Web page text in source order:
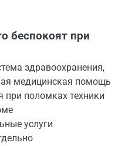
беспокоят при
здравоохранения,
медицинская помощь
при поломках техники
услуги